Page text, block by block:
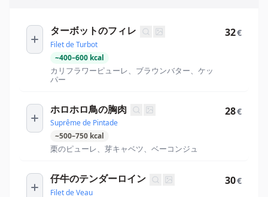
ターボットのフィレ
Filet de Turbot
~400–600 kcal
カリフラワーピューレ、ブラウンバター、ケッ
パー
32€
ホロホロ鳥の胸肉
Suprême de Pintade
~500–750 kcal
栗のピューレ、芽キャベツ、ベーコンジュ
28€
仔牛のテンダーロイン
Filet de Veau
30€